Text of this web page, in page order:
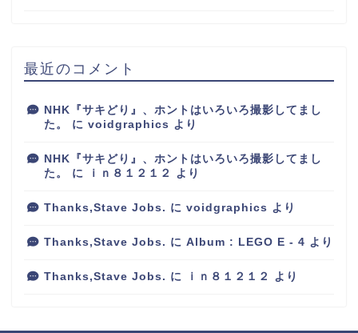
最近のコメント
NHK『サキどり』、ホントはいろいろ撮影してまし
た。
に voidgraphics より
NHK『サキどり』、ホントはいろいろ撮影してまし
た。
に ｉｎ８１２１２ より
Thanks,Stave Jobs. に voidgraphics より
Thanks,Stave Jobs. に Album : LEGO E - 4 より
Thanks,Stave Jobs. に ｉｎ８１２１２ より